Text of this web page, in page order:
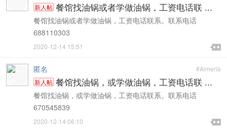
新人帖 餐馆找油锅或者学做油锅，工资电话联 ...
餐馆找油锅或者学做油锅，工资电话联系。联系电话
688110303

2020-12-14 15:51 
#Almería
匿名
新人帖 餐馆找油锅，或学做油锅，工资电话联 ...
餐馆找油锅，或学做油锅，工资电话联系。联系电话
670545839

2020-12-14 06:10 